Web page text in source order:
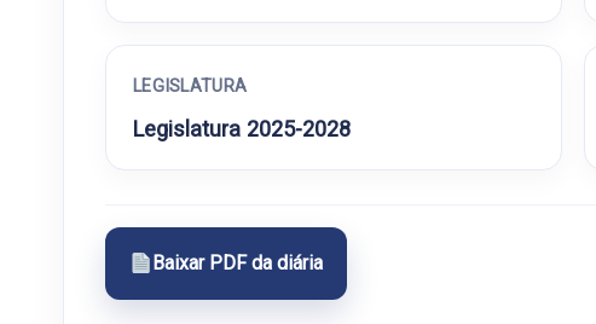
LEGISLATURA
Legislatura 2025-2028
Baixar PDF da diária